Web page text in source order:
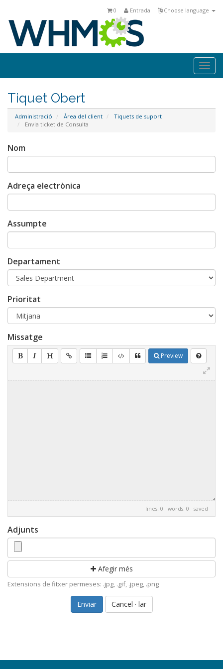
Choose language
Entrada
0
Tiquet Obert
Administració Àrea del client
Tiquets de suport
Envia ticket de Consulta
Nom
Adreça electrònica
Assumpte
Departament
Prioritat
Missatge
Preview
lines: 0 words: 0 saved
Adjunts
Afegir més
Extensions de fitxer permeses: .jpg, .gif, .jpeg, .png
Cancel · lar